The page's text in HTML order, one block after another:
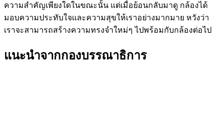
ความสำคัญเพียงใดในขณะนั้น แต่เมื่อย้อนกลับมาดู กล้องได้
มอบความประทับใจและความสุขให้เราอย่างมากมาย หวังว่า
เราจะสามารถสร้างความทรงจำใหม่ๆ ไปพร้อมกับกล้องต่อไป
แนะนำจากกองบรรณาธิการ